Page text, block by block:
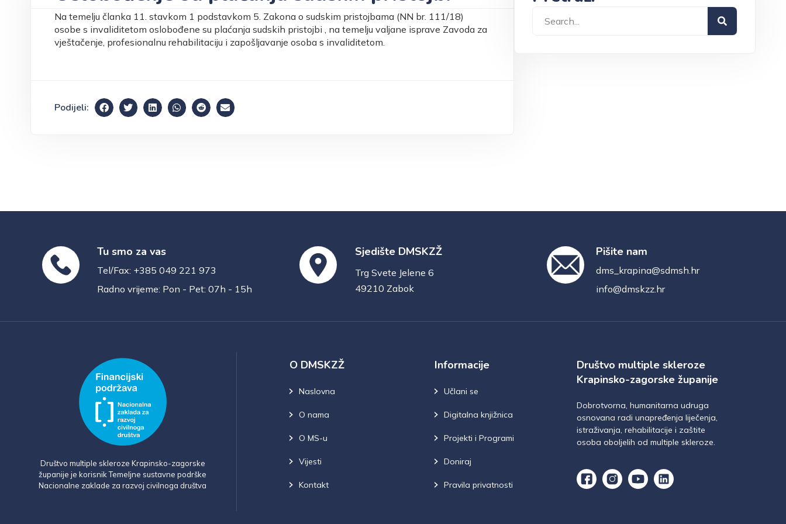
Na temelju članka 11. stavkom 1 podstavkom 5. Zakona o sudskim pristojbama (NN br. 111/18)
osobe s invaliditetom oslobođene su plaćanja sudskih pristojbi , na temelju valjane isprave Zavoda za
vještačenje, profesionalnu rehabilitaciju i zapošljavanje osoba s invaliditetom.
Podijeli:
Tu smo za vas
Tel/Fax: +385 049 221 973
Radno vrijeme: Pon - Pet: 07h - 15h
Sjedište DMSKZŽ
Trg Svete Jelene 6
49210 Zabok
Pišite nam
dms_krapina@sdmsh.hr
info@dmskzz.hr
Društvo multiple skleroze Krapinsko-zagorske
županije je korisnik Temeljne sustavne podrške
Nacionalne zaklade za razvoj civilnoga društva
O DMSKZŽ
Naslovna
O nama
O MS-u
Vijesti
Kontakt
Informacije
Učlani se
Digitalna knjižnica
Projekti i Programi
Doniraj
Pravila privatnosti
Društvo multiple skleroze
Krapinsko-zagorske županije
Dobrotvorna, humanitarna udruga
osnovana radi unapređenja liječenja,
istraživanja, rehabilitacije i zaštite
osoba oboljelih od multiple skleroze.